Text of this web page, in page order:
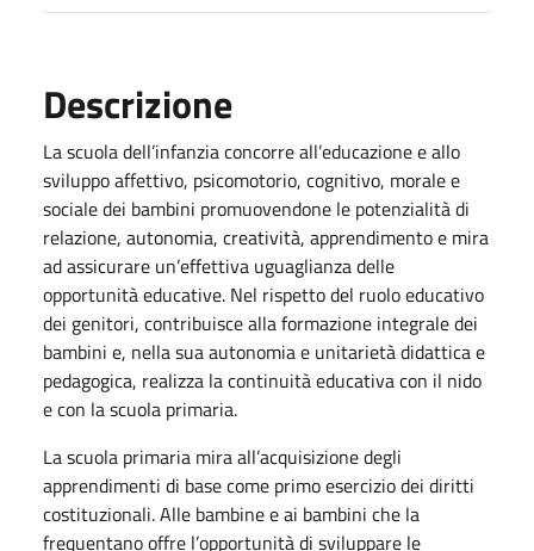
Descrizione
La scuola dell’infanzia concorre all’educazione e allo
sviluppo affettivo, psicomotorio, cognitivo, morale e
sociale dei bambini promuovendone le potenzialità di
relazione, autonomia, creatività, apprendimento e mira
ad assicurare un’effettiva uguaglianza delle
opportunità educative. Nel rispetto del ruolo educativo
dei genitori, contribuisce alla formazione integrale dei
bambini e, nella sua autonomia e unitarietà didattica e
pedagogica, realizza la continuità educativa con il nido
e con la scuola primaria.
La scuola primaria mira all’acquisizione degli
apprendimenti di base come primo esercizio dei diritti
costituzionali. Alle bambine e ai bambini che la
frequentano offre l’opportunità di sviluppare le